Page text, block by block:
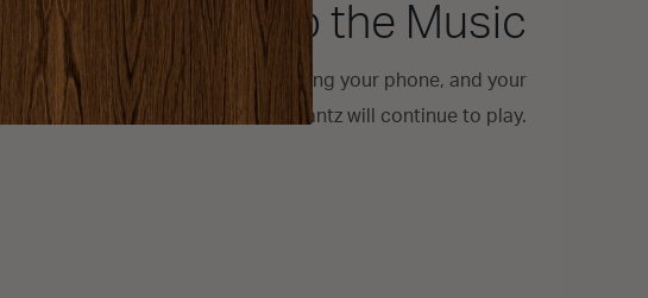
Don’t Stop the Music
Take phone calls or play games using your phone, and your
Marantz will continue to play.